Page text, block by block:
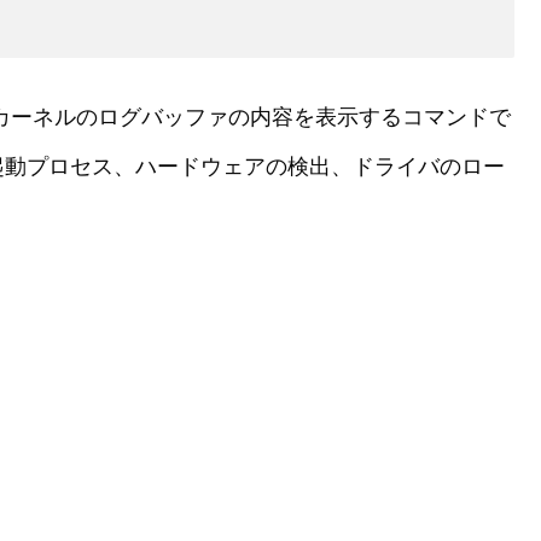
ネルのログバッファの内容を表示するコマンドで
プロセス、ハードウェアの検出、ドライバのロー